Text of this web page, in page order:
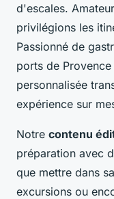
d'escales.
privilégions les
Passionné de
ports de
personnalisée
expérience sur
Notre contenu
préparation avec
que mettre dans
excursions ou